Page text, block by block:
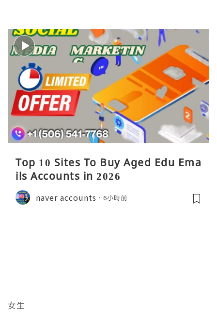
Top 10 Sites To Buy Aged Edu Ema
ils Accounts in 2026
naver accounts 6小時前
女生